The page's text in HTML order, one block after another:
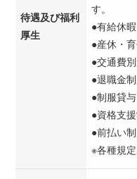
待遇及び福利
厚生
す。
●有給休
●産休・
●交通費
●退職金
●制服貸与
●資格支
●前払い
※各種規